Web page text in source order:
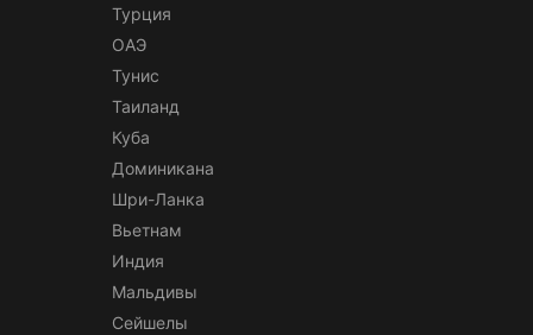
Турция
ОАЭ
Тунис
Таиланд
Куба
Доминикана
Шри-Ланка
Вьетнам
Индия
Мальдивы
Сейшелы